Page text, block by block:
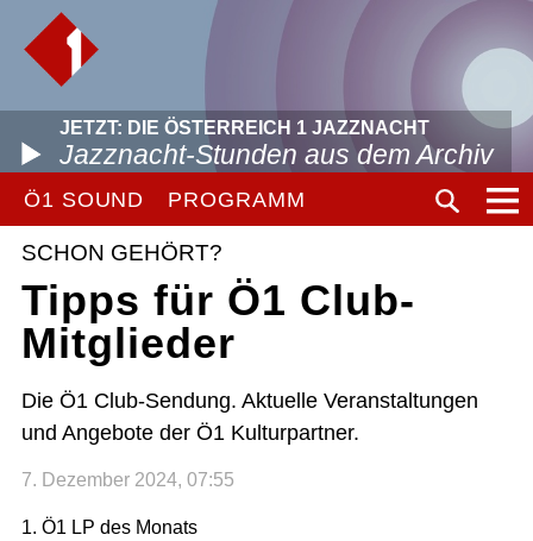
JETZT: DIE ÖSTERREICH 1 JAZZNACHT
Jazznacht-Stunden aus dem Archiv
Ö1 SOUND PROGRAMM
SCHON GEHÖRT?
Tipps für Ö1 Club-
Mitglieder
Die Ö1 Club-Sendung. Aktuelle Veranstaltungen
und Angebote der Ö1 Kulturpartner.
7. Dezember 2024, 07:55
1. Ö1 LP des Monats